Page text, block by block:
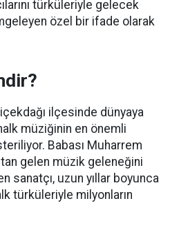
türküleriyle gelecek
özel bir ifade olarak
ilçesinde dünyaya
müziğinin en önemli
Babası Muharrem
gelen müzik geleneğini
sanatçı, uzun yıllar boyunca
türküleriyle milyonların